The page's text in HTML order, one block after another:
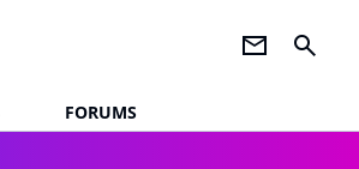
newsletter search
FORUMS